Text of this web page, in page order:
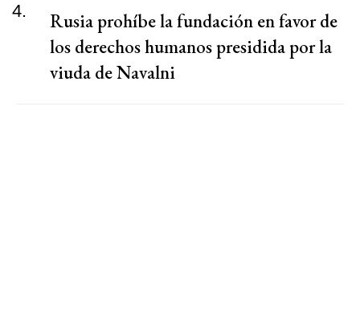
4.
Rusia prohíbe la fundación en favor de
los derechos humanos presidida por la
viuda de Navalni